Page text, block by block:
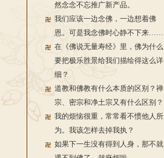
然念念不忘推广新产品。
我们应该一边念佛，一边想着佛
恩。可是我念佛时心静不下来……
在《佛说无量寿经》里，佛为什么
要把极乐胜景给我们描绘得这么详
细？
道教和佛教有什么本质的区别？禅
宗、密宗和净土宗又有什么区别？
我的烦恼很重，常常看不惯他人所
为。我该怎样去掉我执？
如果下一生没有得到人身，那不就